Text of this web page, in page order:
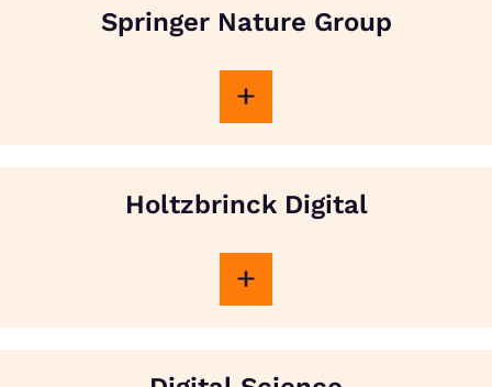
Springer Nature Group
Holtzbrinck Digital